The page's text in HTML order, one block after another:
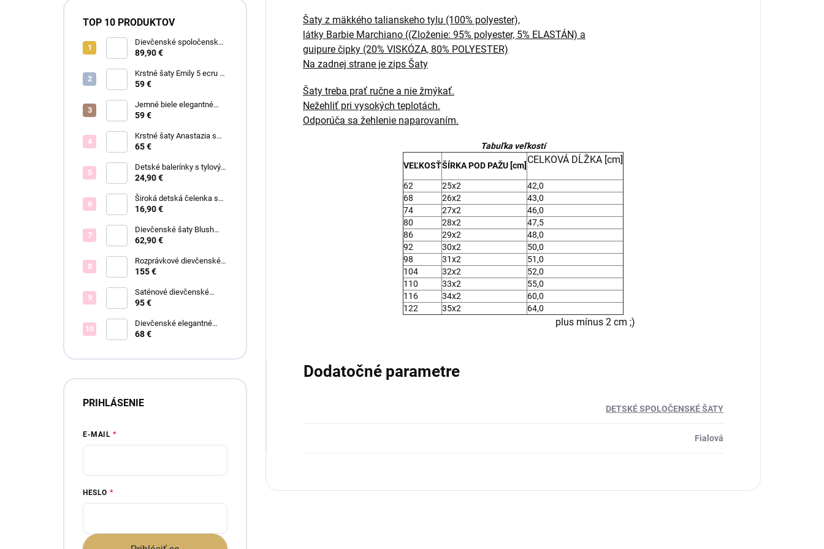
TOP 10 PRODUKTOV
Dievčenské spoločenské
šaty Garden
89,90 €
Krstné šaty Emily 5 ecru s
čipkou
59 €
Jemné biele elegantné
šaty Ariel
59 €
Krstné šaty Anastazia s
čipkou v štýle Royal Baby
65 €
Detské balerínky s tylovým
viazaním Anastazia
24,90 €
Široká detská čelenka s
mašľou a ANASTAZIA
16,90 €
Dievčenské šaty Blush
Grace pink
62,90 €
Rozprávkové dievčenské
šaty Fiona
155 €
Saténové dievčenské
spoločenské šaty Offelia
95 €
Dievčenské elegantné
šaty Lisa
68 €
PRIHLÁSENIE
E-MAIL
HESLO
Šaty z mäkkého talianskeho tylu (100% polyester),
látky Barbie Marchiano ((Zloženie: 95% polyester, 5% ELASTÁN) a
guipure čipky (20% VISKÓZA, 80% POLYESTER)
Na zadnej strane je zips Šaty
Šaty treba prať ručne a nie žmýkať.
Nežehliť pri vysokých teplotách.
Odporúča sa žehlenie naparovaním.
Tabuľka veľkostí
VEĽKOSŤŠÍRKA POD PAŽU [cm] CELKOVÁ DĹŽKA [cm]
62 25x2
42,0
68
26x2
43,0
74
27x2
46,0
80
28x2
47,5
86
29x2
48,0
92
30x2
50,0
98
31x2
51,0
104
32x2
52,0
110
33x2
55,0
116
34x2
60,0
122
35x2 64,0
plus mínus 2 cm ;)
Dodatočné parametre
DETSKÉ SPOLOČENSKÉ ŠATY
Fialová